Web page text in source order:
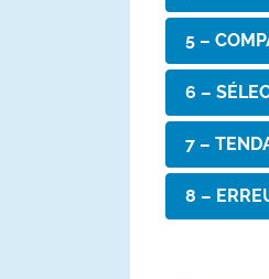
5 –
6 –
7 –
8 –